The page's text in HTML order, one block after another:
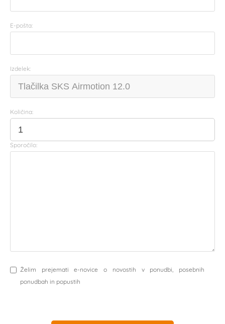
E-pošta:
Izdelek:
Količina:
Sporočilo:
Želim prejemati e-novice o novostih v ponudbi, posebnih
ponudbah in popustih